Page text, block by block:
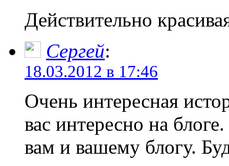
Действительно
Сергей:
18.03.2012 в 17:46
Очень интересная
вас интересно на
вам и вашему блогу.